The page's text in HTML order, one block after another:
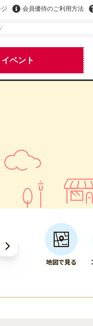
会員優待のご利用方法
イベント
地図で見る